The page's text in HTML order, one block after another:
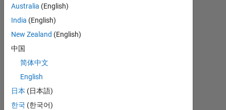
No
Endorsements
Australia (English)
India (English)
New Zealand (English)
中国
简体中文
English
日本 (日本語)
한국 (한국어)